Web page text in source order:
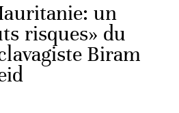
un
risques» du
Biram